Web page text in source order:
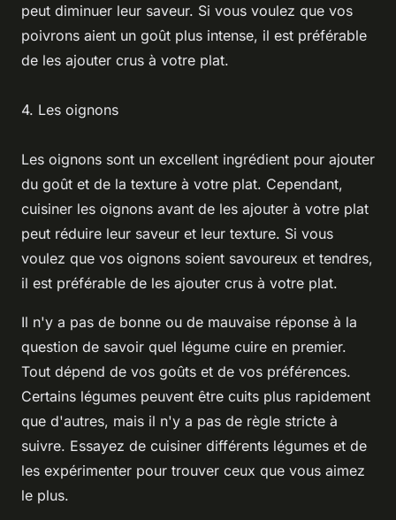
peut diminuer leur saveur. Si vous voulez que vos
poivrons aient un goût plus intense, il est préférable
de les ajouter crus à votre plat.
4. Les oignons
Les oignons sont un excellent ingrédient pour ajouter
du goût et de la texture à votre plat. Cependant,
cuisiner les oignons avant de les ajouter à votre plat
peut réduire leur saveur et leur texture. Si vous
voulez que vos oignons soient savoureux et tendres,
il est préférable de les ajouter crus à votre plat.
Il n'y a pas de bonne ou de mauvaise réponse à la
question de savoir quel légume cuire en premier.
Tout dépend de vos goûts et de vos préférences.
Certains légumes peuvent être cuits plus rapidement
que d'autres, mais il n'y a pas de règle stricte à
suivre. Essayez de cuisiner différents légumes et de
les expérimenter pour trouver ceux que vous aimez
le plus.